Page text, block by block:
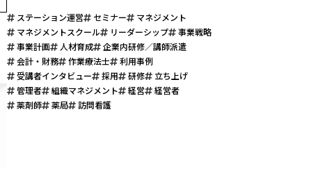
ステーション運営 セミナー
マネジメント
マネジメントスクール
リーダーシップ
事業戦略
事業計画
人材育成
企業内研修／講師派遣
会計・財務
作業療法士
利用事例
受講者インタビュー
採用 研修
立ち上げ
管理者
組織マネジメント 経営
経営者
薬剤師
薬局 訪問看護